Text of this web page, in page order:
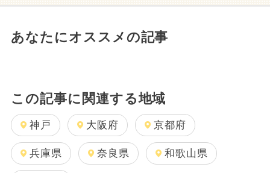
あなたにオススメの記事
この記事に関連する地域
神戸 大阪府 京都府
兵庫県 奈良県 和歌山県